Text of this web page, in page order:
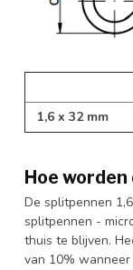
1,6 x 32 mm
Hoe
De splitpennen
splitpennen -
thuis te blijven.
van 10%